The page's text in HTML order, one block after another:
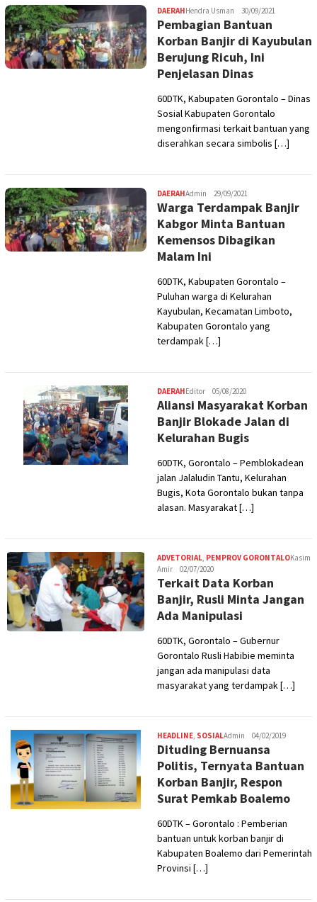
DAERAHHendra Usman 30/09/2021
Pembagian Bantuan
Korban Banjir di Kayubulan
Berujung Ricuh, Ini
Penjelasan Dinas
60DTK, Kabupaten Gorontalo – Dinas
Sosial Kabupaten Gorontalo
mengonfirmasi terkait bantuan yang
diserahkan secara simbolis […]
DAERAHAdmin 29/09/2021
Warga Terdampak Banjir
Kabgor Minta Bantuan
Kemensos Dibagikan
Malam Ini
60DTK, Kabupaten Gorontalo –
Puluhan warga di Kelurahan
Kayubulan, Kecamatan Limboto,
Kabupaten Gorontalo yang
terdampak […]
DAERAHEditor 05/08/2020
Aliansi Masyarakat Korban
Banjir Blokade Jalan di
Kelurahan Bugis
60DTK, Gorontalo – Pemblokadean
jalan Jalaludin Tantu, Kelurahan
Bugis, Kota Gorontalo bukan tanpa
alasan. Masyarakat […]
ADVETORIAL, PEMPROV GORONTALOKasim
Amir
02/07/2020
Terkait Data Korban
Banjir, Rusli Minta Jangan
Ada Manipulasi
60DTK, Gorontalo – Gubernur
Gorontalo Rusli Habibie meminta
jangan ada manipulasi data
masyarakat yang terdampak […]
HEADLINE, SOSIALAdmin 04/02/2019
Dituding Bernuansa
Politis, Ternyata Bantuan
Korban Banjir, Respon
Surat Pemkab Boalemo
60DTK – Gorontalo : Pemberian
bantuan untuk korban banjir di
Kabupaten Boalemo dari Pemerintah
Provinsi […]